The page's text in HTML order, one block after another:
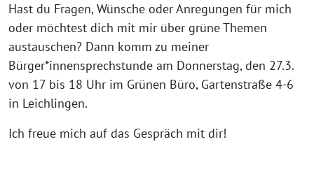
Hast du Fragen, Wünsche oder Anregungen für mich
oder möchtest dich mit mir über grüne Themen
austauschen? Dann komm zu meiner
Bürger*innensprechstunde am Donnerstag, den 27.3.
von 17 bis 18 Uhr im Grünen Büro, Gartenstraße 4-6
in Leichlingen.
Ich freue mich auf das Gespräch mit dir!